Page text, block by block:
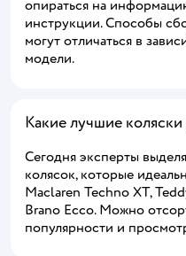
опираться на
инструкции. Способы
могут отличаться в
модели.
Какие лучшие коляски
Сегодня эксперты
колясок, которые
Maclaren Techno XT,
Brano Ecco. Можно
популярности и